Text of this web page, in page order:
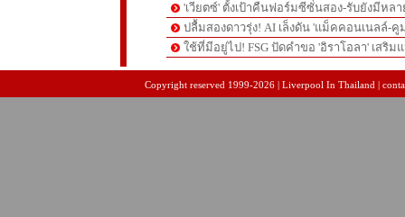
'เวียตซ์' ตั้งเป้าคืนฟอร์มซีซั่นสอง-รับยังมีหล
ปลื้มสองดาวรุ่ง! AI เล็งดัน 'แม็คคอนเนลล์-
ใช้ที่มีอยู่ไป! FSG ปัดคำขอ 'อิราโอลา' เสริม
Copyright reserved 1999-2026 | Liverpool In Thailand |